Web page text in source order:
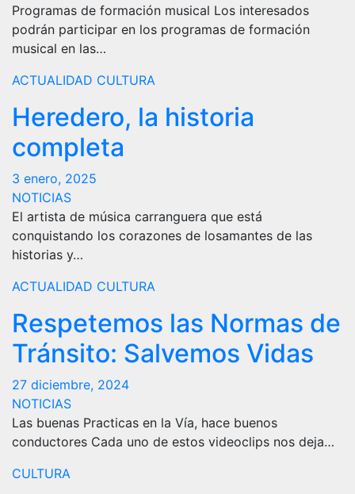
Programas de formación musical Los interesados
podrán participar en los programas de formación
musical en las…
ACTUALIDAD CULTURA
Heredero, la historia
completa
3 enero, 2025
NOTICIAS
El artista de música carranguera que está
conquistando los corazones de losamantes de las
historias y…
ACTUALIDAD CULTURA
Respetemos las Normas de
Tránsito: Salvemos Vidas
27 diciembre, 2024
NOTICIAS
Las buenas Practicas en la Vía, hace buenos
conductores Cada uno de estos videoclips nos deja…
CULTURA